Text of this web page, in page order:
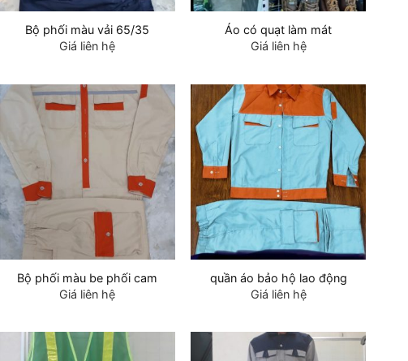
Bộ phối màu vải 65/35
Giá liên hệ
Áo có quạt làm mát
Giá liên hệ
Bộ phối màu be phối cam
Giá liên hệ
quần áo bảo hộ lao động
Giá liên hệ